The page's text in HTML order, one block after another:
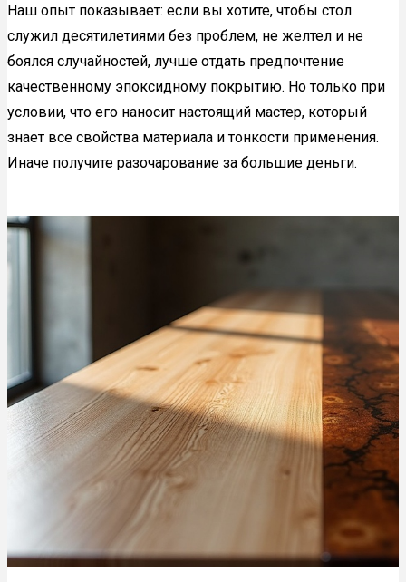
Наш опыт показывает: если вы хотите, чтобы стол
служил десятилетиями без проблем, не желтел и не
боялся случайностей, лучше отдать предпочтение
качественному эпоксидному покрытию. Но только при
условии, что его наносит настоящий мастер, который
знает все свойства материала и тонкости применения.
Иначе получите разочарование за большие деньги.